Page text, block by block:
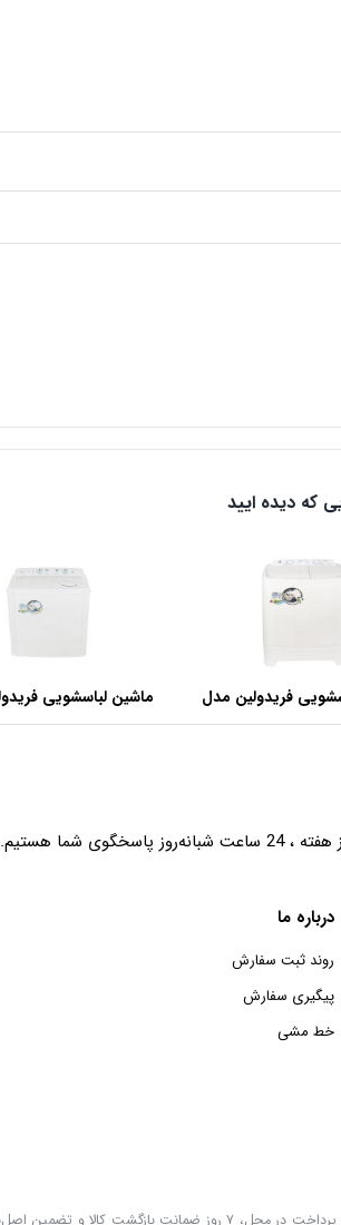
که دیده ایید
فریدولین مدل
ماشین لباسشویی
SWT150 ظرفیت 15 کیلوگرم
پاسخگوی شما هستیم.
درباره ما
روند ثبت سفارش
پیگیری سفارش
خط مشی